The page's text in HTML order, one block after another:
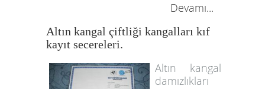
Devamı...
Altın kangal çiftliği kangalları kıf
kayıt secereleri.
Altın kangal
damızlıkları